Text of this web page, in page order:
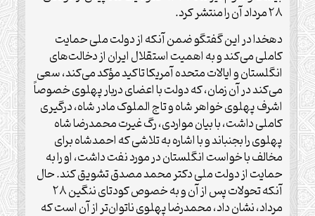
۲۸ مرداد آن را منتشر کرد.
دهخدا در این گفتگو ضمن آنکه از دولت ملی حمایت
کاملی می‌کند و به اهمیت استقلال ایران از دخالت‌های
انگلستان و ایالات متحده آمریکا تاکید مؤکد می‌کند، سعی
می‌کند در آن زمان، که دولت با اعضای دربار پهلوی خصوصاً
اشرف پهلوی خواهر شاه و تاج الملوک مادر شاه، درگیری
کاملی داشت، با بیان مواردی، رگ غیرت محمدرضا شاه
پهلوی را بجنباند و با اشاره به تلاشی که احمدشاه برای
مخالف با خواست انگلستان در مورد نفت داشت، او را به
حمایت از دولت ملی دکتر محمد مصدق تشویق کند. حال
آنکه تحولات پس از آن و به خصوص کودتای ننگین ۲۸
مرداد، نشان داد، محمدرضا پهلوی ناتوان‌تر از آن است که